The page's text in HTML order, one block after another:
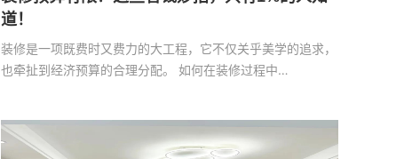
道！
装修是一项既费时又费力的大工程，它不仅关乎美学的追求，
也牵扯到经济预算的合理分配。 如何在装修过程中…